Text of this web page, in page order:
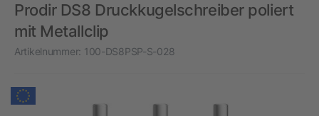
Prodir DS8 Druckkugelschreiber poliert
mit Metallclip
Artikelnummer: 100-DS8PSP-S-028